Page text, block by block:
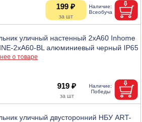
199 ₽
уличный настенный 2хА60 Inhome
2хA60-BL алюминиевый черный IP65
о товаре
919 ₽
уличный двусторонний НБУ ART-